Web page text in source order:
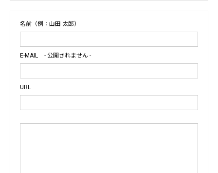
名前（例：山田 太郎）
E-MAIL - 公開されません -
URL